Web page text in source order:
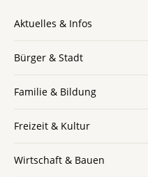
Aktuelles & Infos
Bürger & Stadt
Familie & Bildung
Freizeit & Kultur
Wirtschaft & Bauen